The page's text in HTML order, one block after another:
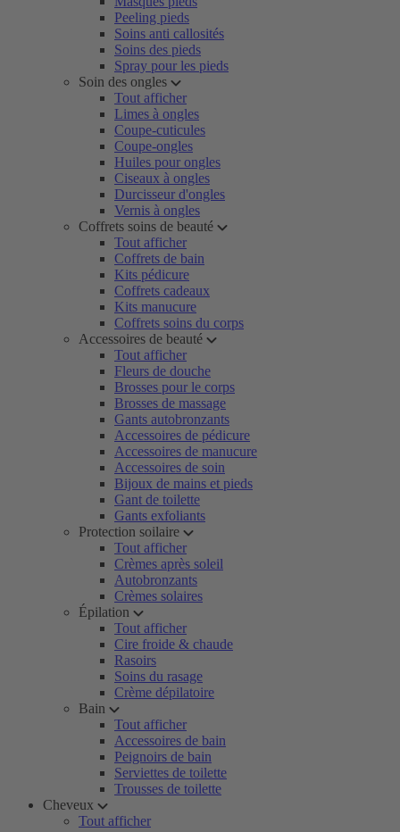
Peeling pieds
Soins anti callosités
Soins des pieds
Spray pour les pieds
Soin des ongles
Tout afficher
Limes à ongles
Coupe-cuticules
Coupe-ongles
Huiles pour ongles
Ciseaux à ongles
Durcisseur d'ongles
Vernis à ongles
Coffrets soins de beauté
Tout afficher
Coffrets de bain
Kits pédicure
Coffrets cadeaux
Kits manucure
Coffrets soins du corps
Accessoires de beauté
Tout afficher
Fleurs de douche
Brosses pour le corps
Brosses de massage
Gants autobronzants
Accessoires de pédicure
Accessoires de manucure
Accessoires de soin
Bijoux de mains et pieds
Gant de toilette
Gants exfoliants
Protection soilaire
Tout afficher
Crèmes après soleil
Autobronzants
Crèmes solaires
Épilation
Tout afficher
Cire froide & chaude
Rasoirs
Soins du rasage
Crème dépilatoire
Bain
Tout afficher
Accessoires de bain
Peignoirs de bain
Serviettes de toilette
Trousses de toilette
Cheveux
Tout afficher